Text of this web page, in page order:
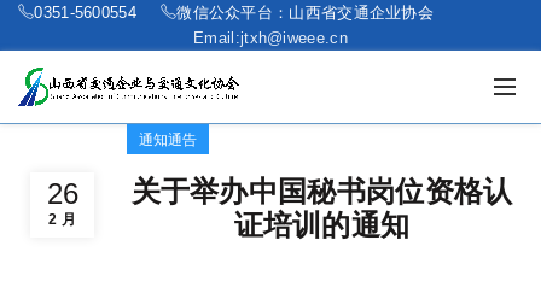
0351-5600554
微信公众平台：山西省交通企业协会
Email:jtxh@iweee.cn
26
2 月
通知通告
关于举办中国秘书岗位资格认
证培训的通知